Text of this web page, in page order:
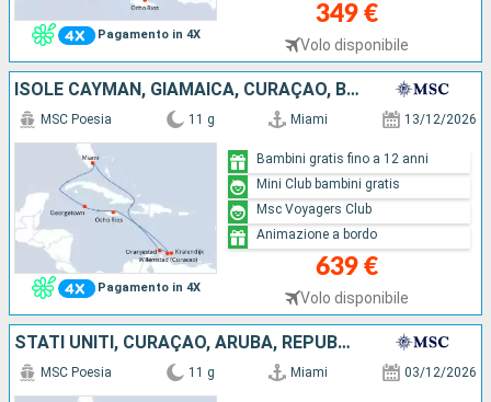
Pagamento in 4X
349 €
Volo disponibile
ISOLE CAYMAN, GIAMAICA, CURAÇAO, BONAIRE, ARUBA, STATI UNITI
Pagamento in 4X
MSC Poesia 11 g Miami 13/12/2026
639 €
Volo disponibile
Bambini gratis fino a 12 anni
Mini Club bambini gratis
Msc Voyagers Club
Animazione a bordo
STATI UNITI, CURAÇAO, ARUBA, REPUBBLICA DOMINICANA, GIAMAICA, ISOLE CAYMAN
MSC Poesia 11 g Miami 03/12/2026